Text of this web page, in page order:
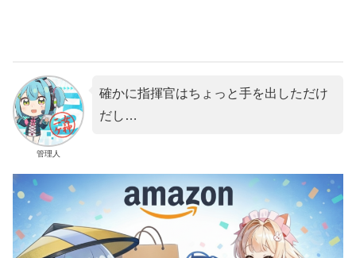
管理人
確かに指揮官はちょっと手を出しただけ
だし…